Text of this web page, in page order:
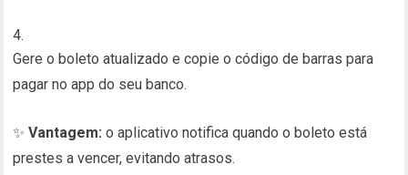
Gere o boleto atualizado e copie o código de barras para
pagar no app do seu banco.
✨Vantagem: o aplicativo notifica quando o boleto está
prestes a vencer, evitando atrasos.